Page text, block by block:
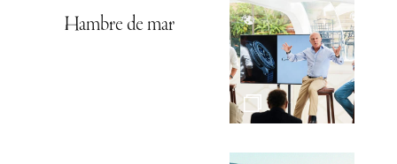
Hambre de mar